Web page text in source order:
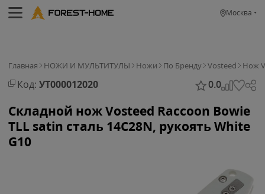
Москва
Главная НОЖИ И МУЛЬТИТУЛЫ Ножи По Бренду Vosteed Нож
Код: УТ000012020 0.0
Складной нож Vosteed Raccoon Bowie
TLL satin сталь 14C28N, рукоять White
G10